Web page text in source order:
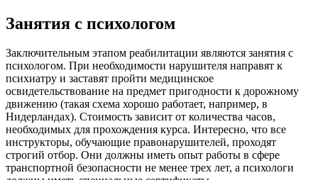
Занятия с психологом
Заключительным этапом реабилитации являются занятия с
психологом. При необходимости нарушителя направят к
психиатру и заставят пройти медицинское
освидетельствование на предмет пригодности к дорожному
движению (такая схема хорошо работает, например, в
Нидерландах). Стоимость зависит от количества часов,
необходимых для прохождения курса. Интересно, что все
инструкторы, обучающие правонарушителей, проходят
строгий отбор. Они должны иметь опыт работы в сфере
транспортной безопасности не менее трех лет, а психологи